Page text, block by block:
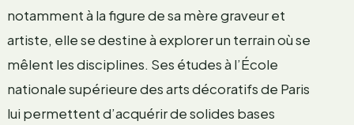
notamment à la figure de sa mère graveur et
artiste, elle se destine à explorer un terrain où se
mêlent les disciplines. Ses études à l’École
nationale supérieure des arts décoratifs de Paris
lui permettent d’acquérir de solides bases